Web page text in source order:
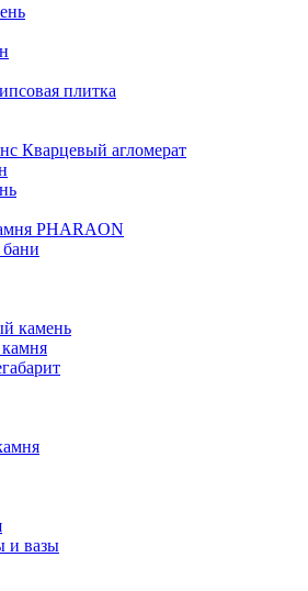
плитка
Кварцевый агломерат
PHARAON
камень
и вазы